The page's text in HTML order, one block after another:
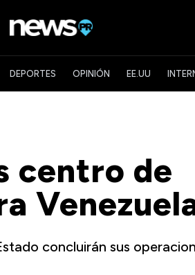
DEPORTES OPINIÓN EE.UU
centro de
concluirán sus